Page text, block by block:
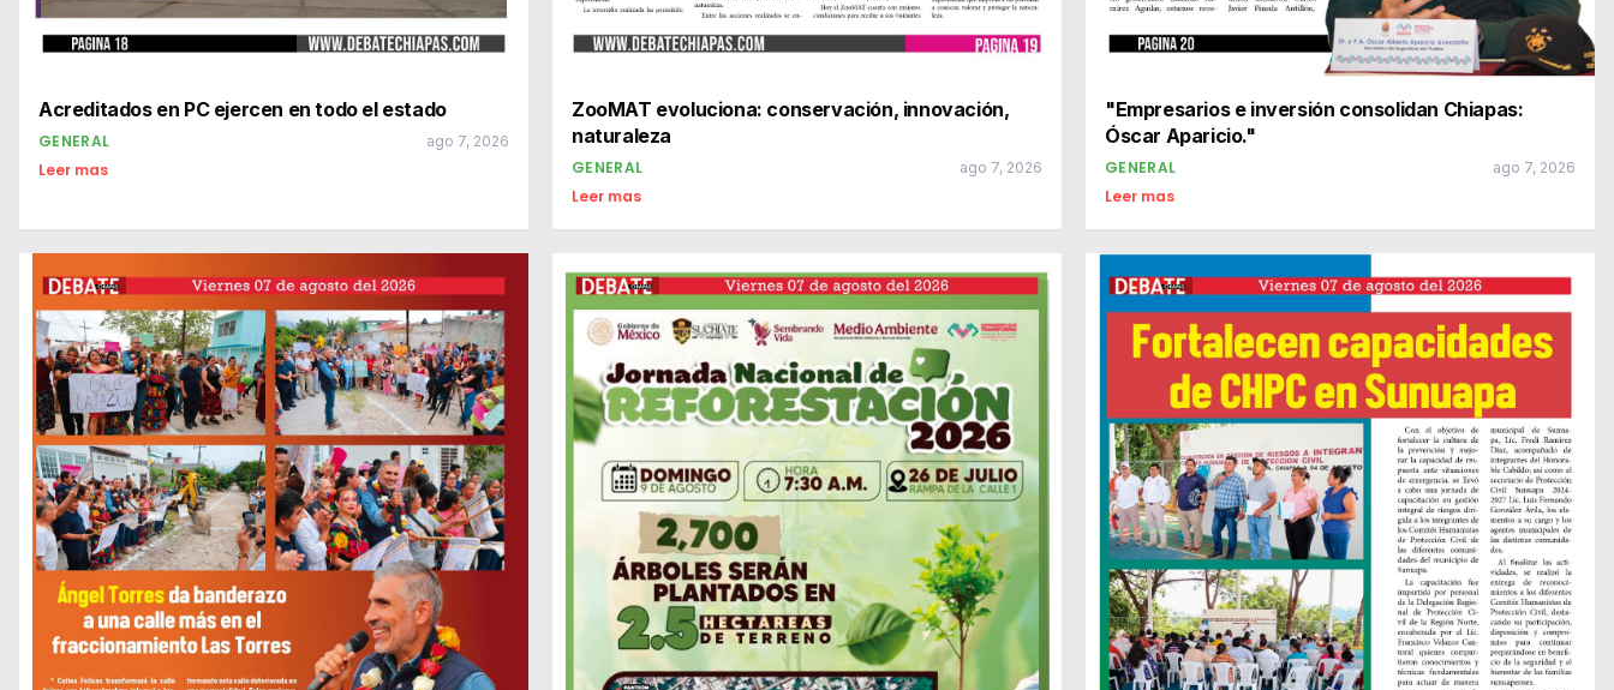
Acreditados en PC ejercen en todo el estado
GENERAL ago 7, 2026
Leer mas
ZooMAT evoluciona: conservación, innovación,
naturaleza
GENERAL ago 7, 2026
Leer mas
"Empresarios e inversión consolidan Chiapas:
GENERAL ago 7, 2026
Leer mas